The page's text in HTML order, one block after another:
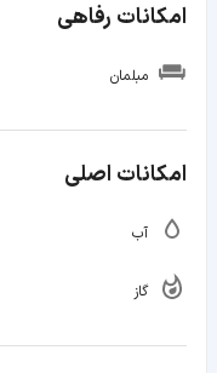
امکانات رفاهی
مبلمان
امکانات اصلی
آب
گاز